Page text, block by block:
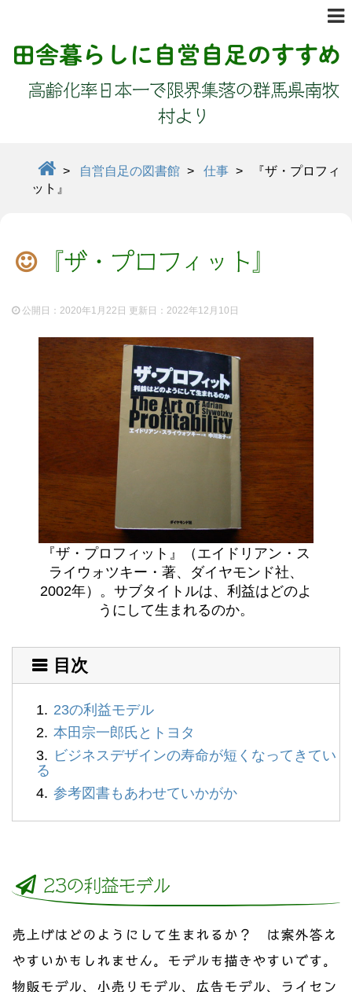
田舎暮らしに自営自足のすすめ
高齢化率日本一で限界集落の群馬県南牧
村より
> 自営自足の図書館 > 仕事 >
『ザ・プロフィ
ット』
『ザ・プロフィット』
公開日：2020年1月22日 更新日： 2022年12月10日
『ザ・プロフィット』（エイドリアン・ス
ライウォツキー・著、ダイヤモンド社、
2002年）。サブタイトルは、利益はどのよ
うにして生まれるのか。
目次
23の利益モデル
本田宗一郎氏とトヨタ
ビジネスデザインの寿命が短くなってきてい
る
参考図書もあわせていかがか
23の利益モデル
売上げはどのようにして生まれるか？ は案外答え
やすいかもしれません。モデルも描きやすいです。
物販モデル、小売りモデル、広告モデル、ライセン